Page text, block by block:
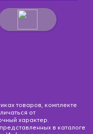
товаров, комплекте
от
характер.
в каталоге